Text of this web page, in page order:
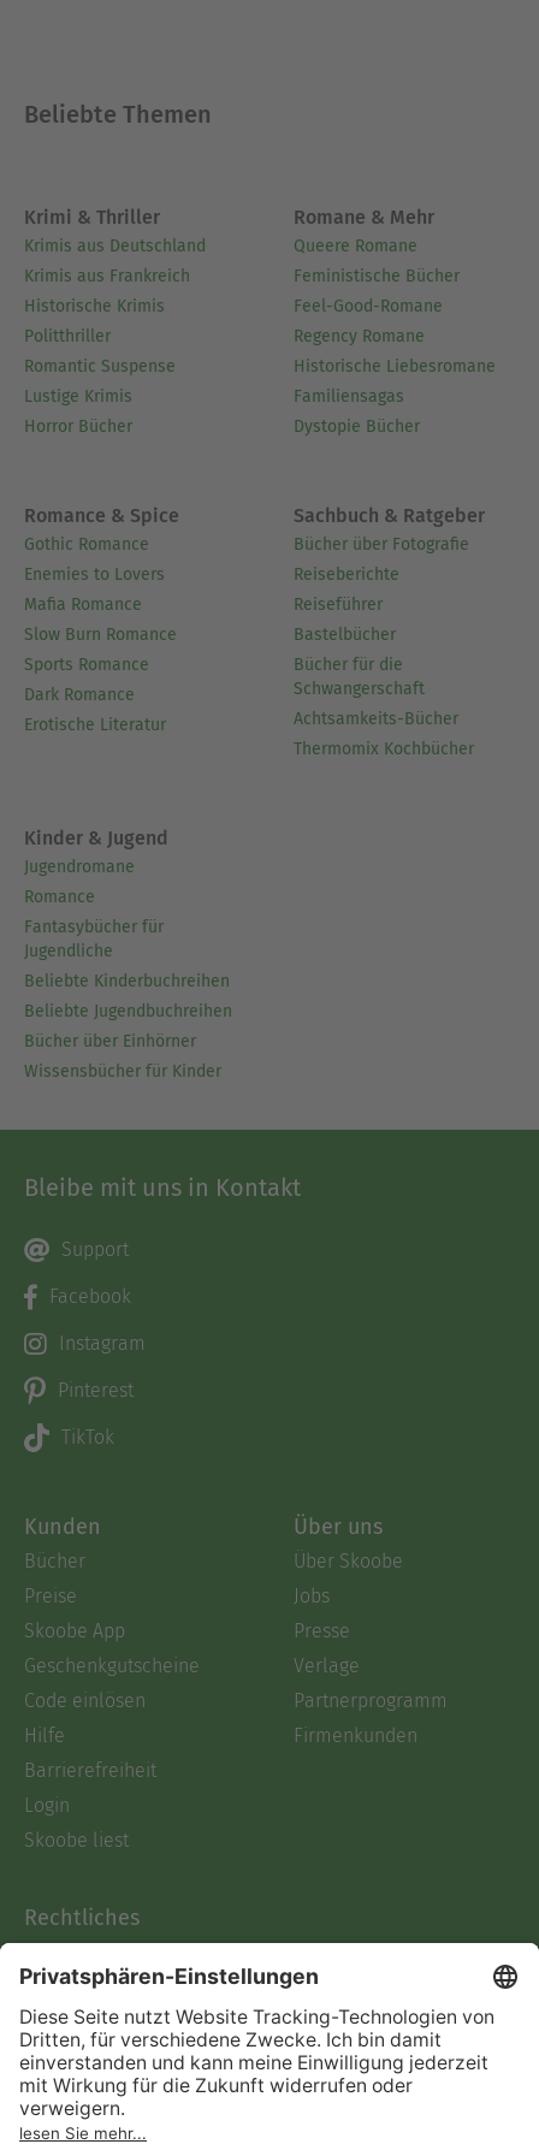
Beliebte Themen
Krimi & Thriller
Krimis aus Deutschland
Krimis aus Frankreich
Historische Krimis
Politthriller
Romantic Suspense
Lustige Krimis
Horror Bücher
Romane & Mehr
Queere Romane
Feministische Bücher
Feel-Good-Romane
Regency Romane
Historische Liebesromane
Familiensagas
Dystopie Bücher
Romance & Spice
Gothic Romance
Enemies to Lovers
Mafia Romance
Slow Burn Romance
Sports Romance
Dark Romance
Erotische Literatur
Sachbuch & Ratgeber
Bücher über Fotografie
Reiseberichte
Reiseführer
Bastelbücher
Bücher für die
Schwangerschaft
Achtsamkeits-Bücher
Thermomix Kochbücher
Kinder & Jugend
Jugendromane
Romance
Fantasybücher für
Jugendliche
Beliebte Kinderbuchreihen
Beliebte Jugendbuchreihen
Bücher über Einhörner
Wissensbücher für Kinder
Bleibe mit uns in Kontakt
Support
Facebook
Instagram
Pinterest
TikTok
Kunden
Bücher
Preise
Skoobe App
Geschenkgutscheine
Code einlösen
Hilfe
Barrierefreiheit
Login
Skoobe liest
Über uns
Über Skoobe
Jobs
Presse
Verlage
Partnerprogramm
Firmenkunden
Rechtliches
AGB
Informationen nach Data
Act
Verträge hier kündigen
Impressum